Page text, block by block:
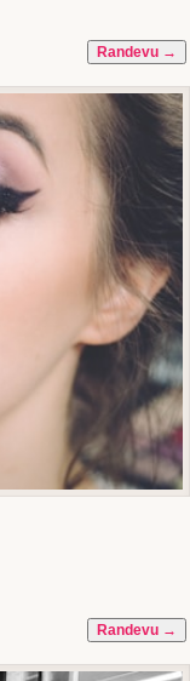
Randevu →
Randevu →